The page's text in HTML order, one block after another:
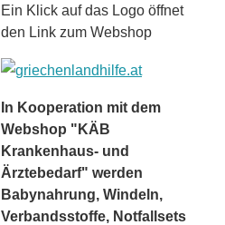
Ein Klick auf das Logo öffnet
den Link zum Webshop
In Kooperation mit dem
Webshop "KÄB
Krankenhaus- und
Ärztebedarf" werden
Babynahrung, Windeln,
Verbandsstoffe, Notfallsets